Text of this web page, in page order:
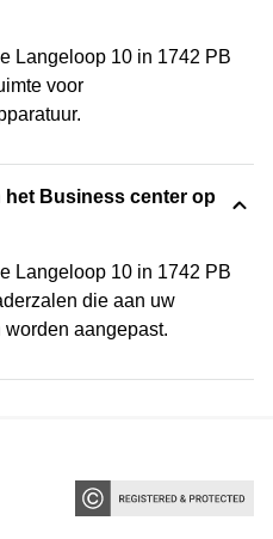
Langeloop 10 in 1742 PB
voor
het Business center op
Langeloop 10 in 1742 PB
die aan uw
aangepast.